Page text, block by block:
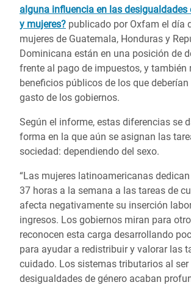
alguna influencia en las desigualdades
y mujeres? publicado por Oxfam el día
mujeres de Guatemala, Honduras y
Dominicana están en una posición de
frente al pago de impuestos, y también
beneficios públicos de los que deberían
gasto de los gobiernos.
Según el informe, estas diferencias se
forma en la que aún se asignan las
sociedad: dependiendo del sexo.
“Las mujeres latinoamericanas
37 horas a la semana a las tareas de
afecta negativamente su inserción
ingresos. Los gobiernos miran para
reconocen esta carga desarrollando
para ayudar a redistribuir y valorar las
cuidado. Los sistemas tributarios al
desigualdades de género acaban